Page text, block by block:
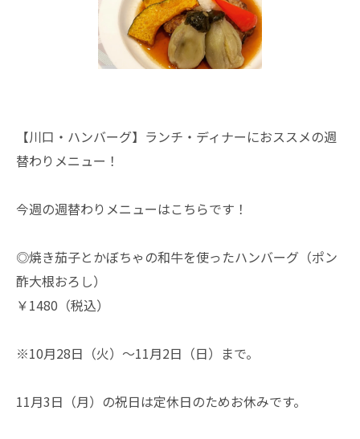
【川口・ハンバーグ】ランチ・ディナーにおススメの週
替わりメニュー！
今週の週替わりメニューはこちらです！
◎焼き茄子とかぼちゃの和牛を使ったハンバーグ（ポン
酢大根おろし）
￥1480（税込）
※10月28日（火）～11月2日（日）まで。
11月3日（月）の祝日は定休日のためお休みです。